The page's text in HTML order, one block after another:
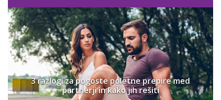
3 razlogi za pogoste poletne prepire med
partnerji in kako jih rešiti